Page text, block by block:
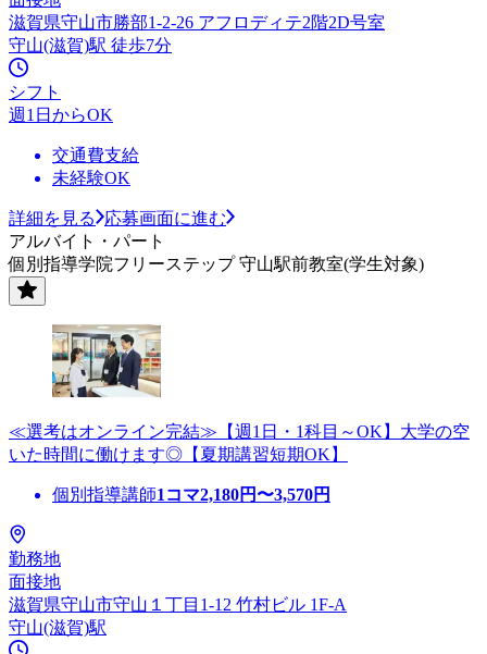
滋賀県守山市勝部1-2-26 アフロディテ2階2D号室
守山(滋賀)駅 徒歩7分
シフト
週1日からOK
交通費支給
未経験OK
詳細を見る
応募画面に進む
アルバイト・パート
個別指導学院フリーステップ 守山駅前教室(学生対象)
≪選考はオンライン完結≫【週1日・1科目～OK】大学の空
いた時間に働けます◎【夏期講習短期OK】
個別指導講師1コマ2,180円〜3,570円
勤務地
面接地
滋賀県守山市守山１丁目1-12 竹村ビル 1F-A
守山(滋賀)駅